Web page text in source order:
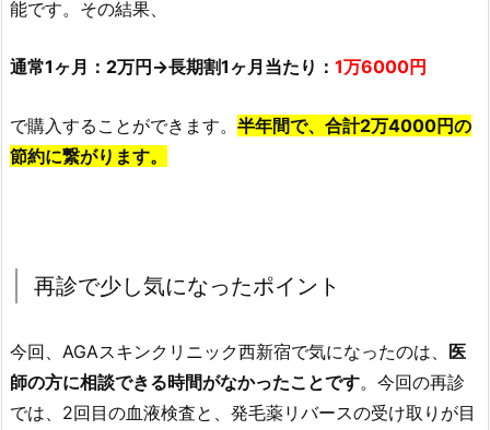
能です。その結果、
通常1ヶ月：2万円→長期割1ヶ月当たり： 1万6000円
で購入することができます。 半年間で、合計2万4000円の
節約に繋がります。
再診で少し気になったポイント
今回、AGAスキンクリニック西新宿で気になったのは、 医
師の方に相談できる時間がなかったことです。今回の再診
では、2回目の血液検査と、発毛薬リバースの受け取りが目